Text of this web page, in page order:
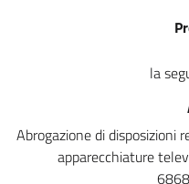
13
la
Abrogazione di disposizioni
apparecchiature